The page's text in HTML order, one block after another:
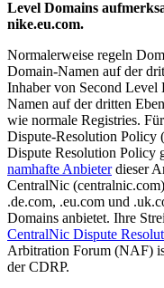
Level Domains
nike.eu.com.
Normalerweise regeln
Domain-Namen auf der
Inhaber von Second Level
Namen auf der dritten
wie normale Registries.
Dispute-Resolution Policy
Dispute Resolution Policy
namhafte Anbieterdieser
CentralNic
.de.com, .eu.com und
Domains anbietet. Ihre
CentralNic Dispute
Arbitration Forum (NAF)
der CDRP.